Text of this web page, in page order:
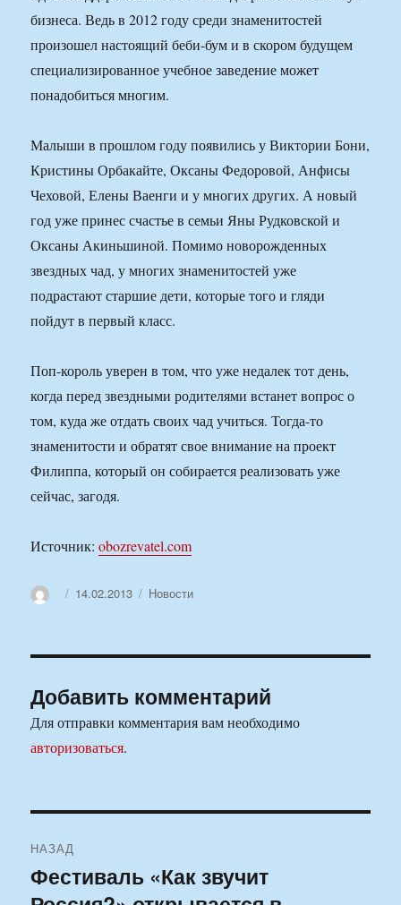
бизнеса. Ведь в 2012 году среди знаменитостей
произошел настоящий беби-бум и в скором будущем
специализированное учебное заведение может
понадобиться многим.
Малыши в прошлом году появились у Виктории Бони,
Кристины Орбакайте, Оксаны Федоровой, Анфисы
Чеховой, Елены Ваенги и у многих других. А новый
год уже принес счастье в семьи Яны Рудковской и
Оксаны Акиньшиной. Помимо новорожденных
звездных чад, у многих знаменитостей уже
подрастают старшие дети, которые того и гляди
пойдут в первый класс.
Поп-король уверен в том, что уже недалек тот день,
когда перед звездными родителями встанет вопрос о
том, куда же отдать своих чад учиться. Тогда-то
знаменитости и обратят свое внимание на проект
Филиппа, который он собирается реализовать уже
сейчас, загодя.
Источник:obozrevatel.com
АвторОпубликовано
14.02.2013 Рубрики
Новости
Добавить комментарий
Для отправки комментария вам необходимо
авторизоваться.
по
НАЗАД
Предыдущая
запись:
Фестиваль «Как звучит